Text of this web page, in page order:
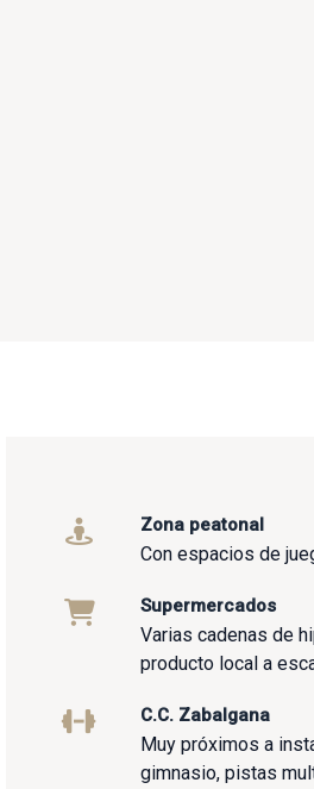
Zona peatonal
Con espacios de
Supermercados
Varias cadenas de
producto local a
C.C. Zabalgana
Muy próximos a
gimnasio, pistas